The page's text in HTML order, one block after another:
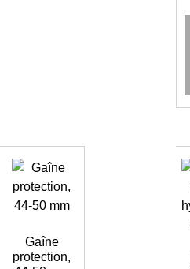
Gaîne
protection,